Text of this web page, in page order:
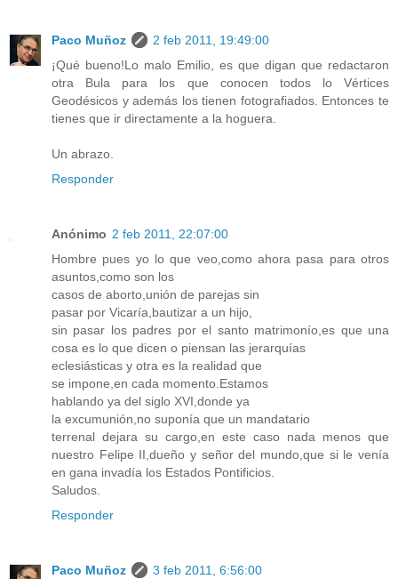
Paco Muñoz
2 feb 2011, 19:49:00
¡Qué bueno!Lo malo Emilio, es que digan que redactaron
otra Bula para los que conocen todos lo Vértices
Geodésicos y además los tienen fotografiados. Entonces te
tienes que ir directamente a la hoguera.
Un abrazo.
Responder
Anónimo 2 feb 2011, 22:07:00
Hombre pues yo lo que veo,como ahora pasa para otros
asuntos,como son los
casos de aborto,unión de parejas sin
pasar por Vicaría,bautizar a un hijo,
sin pasar los padres por el santo matrimonío,es que una
cosa es lo que dicen o piensan las jerarquías
eclesiásticas y otra es la realidad que
se impone,en cada momento.Estamos
hablando ya del siglo XVI,donde ya
la excumunión,no suponía que un mandatario
terrenal dejara su cargo,en este caso nada menos que
nuestro Felipe II,dueño y señor del mundo,que si le venía
en gana invadía los Estados Pontificios.
Saludos.
Responder
Paco Muñoz
3 feb 2011, 6:56:00